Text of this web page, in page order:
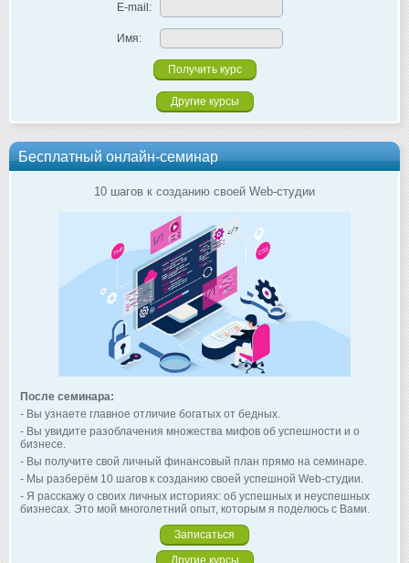
E-mail:
Имя:
Другие курсы
Бесплатный онлайн-семинар
10 шагов к созданию своей Web-студии
После семинара:
- Вы узнаете главное отличие богатых от бедных.
- Вы увидите разоблачения множества мифов об успешности и о
бизнесе.
- Вы получите свой личный финансовый план прямо на семинаре.
- Мы разберём 10 шагов к созданию своей успешной Web-студии.
- Я расскажу о своих личных историях: об успешных и неуспешных
бизнесах. Это мой многолетний опыт, которым я поделюсь с Вами.
Записаться